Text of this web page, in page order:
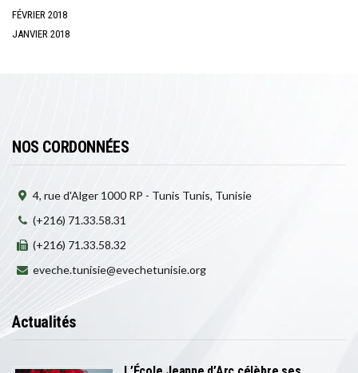
FÉVRIER 2018
JANVIER 2018
NOS CORDONNÉES
4, rue d'Alger 1000 RP - Tunis Tunis, Tunisie
(+216) 71.33.58.31
(+216) 71.33.58.32
eveche.tunisie@evechetunisie.org
Actualités